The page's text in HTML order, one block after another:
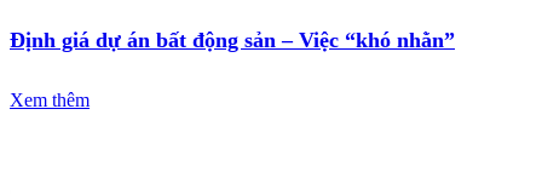
Định giá dự án bất động sản – Việc “khó nhằn”
Xem thêm